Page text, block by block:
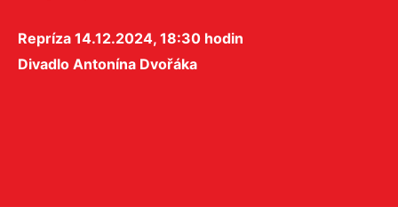
Repríza 14.12.2024, 18:30 hodin
Divadlo Antonína Dvořáka